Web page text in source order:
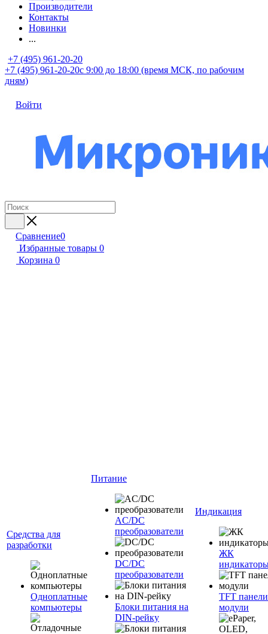
Производители
Контакты
Новинки
...
+7 (495) 961-20-20
+7 (495) 961-20-20с 9:00 до 18:00 (время МСК, по рабочим
дням)
Войти
Сравнение0
Избранные товары 0
Корзина 0
Средства для
разработки
Одноплатные
компьютеры
Питание
AC/DC
преобразователи
DC/DC
преобразователи
Блоки питания на
DIN-рейку
Индикация
ЖК
TFT
модули